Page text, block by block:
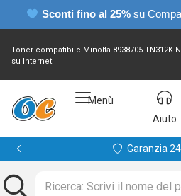
Sconti fino al 25% su
Toner compatibile Minolta 8938705 TN312K
su Internet!
Menù
Aiuto
Garanzia